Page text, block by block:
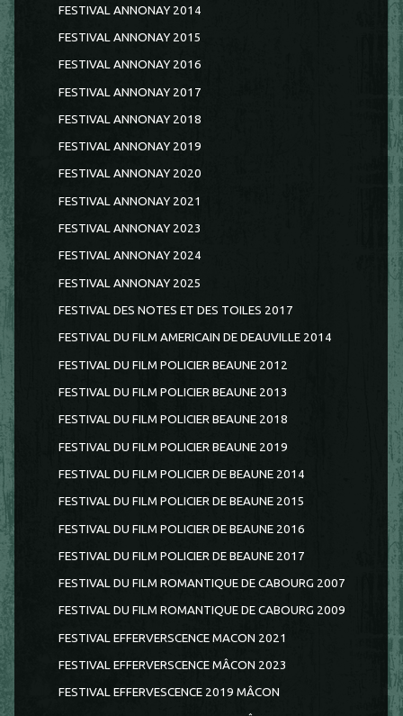
FESTIVAL ANNONAY 2014
FESTIVAL ANNONAY 2015
FESTIVAL ANNONAY 2016
FESTIVAL ANNONAY 2017
FESTIVAL ANNONAY 2018
FESTIVAL ANNONAY 2019
FESTIVAL ANNONAY 2020
FESTIVAL ANNONAY 2021
FESTIVAL ANNONAY 2023
FESTIVAL ANNONAY 2024
FESTIVAL ANNONAY 2025
FESTIVAL DES NOTES ET DES TOILES 2017
FESTIVAL DU FILM AMERICAIN DE DEAUVILLE 2014
FESTIVAL DU FILM POLICIER BEAUNE 2012
FESTIVAL DU FILM POLICIER BEAUNE 2013
FESTIVAL DU FILM POLICIER BEAUNE 2018
FESTIVAL DU FILM POLICIER BEAUNE 2019
FESTIVAL DU FILM POLICIER DE BEAUNE 2014
FESTIVAL DU FILM POLICIER DE BEAUNE 2015
FESTIVAL DU FILM POLICIER DE BEAUNE 2016
FESTIVAL DU FILM POLICIER DE BEAUNE 2017
FESTIVAL DU FILM ROMANTIQUE DE CABOURG 2007
FESTIVAL DU FILM ROMANTIQUE DE CABOURG 2009
FESTIVAL EFFERVERSCENCE MACON 2021
FESTIVAL EFFERVERSCENCE MÂCON 2023
FESTIVAL EFFERVESCENCE 2019 MÂCON